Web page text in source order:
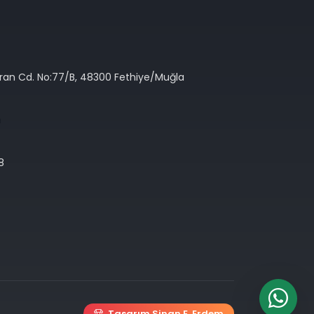
Cd. No:77/B, 48300 Fethiye/Muğla